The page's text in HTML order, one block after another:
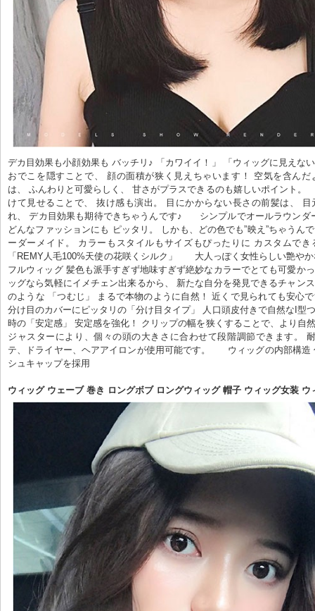
デカ目効果も小顔効果も バッチリ♪ 「カワイイ！」 「ウィッグに見えな
おでこを隠すことで、 顔の面積が狭く見えちゃいます！ 空気を含んだ
は、 ふんわりと可愛らしく、 甘さがプラスできるのも嬉しいポイント。
けて見せることで、 抜け感も演出。 目にかからない長さの前髪は、 目
れ、 デカ目効果も期待できちゃうんです♪      シンプルでオールラウンダ
どんなファッションにも ピッタリ。 しかも、どの色でも”映え”ちゃうん
ーダーメイド。 カラーもスタイルもサイズもぴったりに カスタムでき
「REMY人毛100%天使の花咲くシルク」      大人っぽく女性らしい艶や
フルウィッグ 髪色も派手すぎず地味すぎず絶妙なカラーでとても可愛か
ッグなら気軽にイメチェン出来るから、 新たな自分を発見できるチャン
のような 「つむじ」 まるで本物のように自然！ 近くで見られても安心
分け目のカバーにピッタリの「分け目タイプ」 人口頭皮付きで自然なI型
時の「安定感」 安定感を強化！ クリップの幅を狭くすることで、より自
ジャスターにより、個々の頭の大きさに合わせて段階調節できます。
テ、ドライヤー、ヘアアイロンが使用可能です。      ウィッグの内部構造
シュキャップを採用
ウィッグ ウェーブ 巻き ロングボブ ロングウィッグ 帽子 ウィッグ女装 ウ